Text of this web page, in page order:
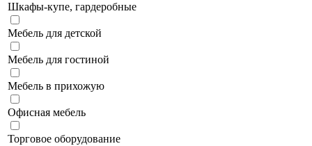
Шкафы-купе, гардеробные
Мебель для детской
Мебель для гостиной
Мебель в прихожую
Офисная мебель
Торговое оборудование